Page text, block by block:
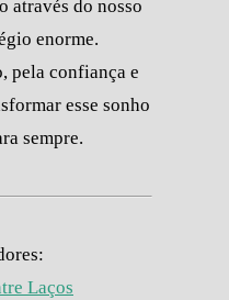
através do nosso
enorme.
pela confiança e
esse sonho
sempre.
Laços